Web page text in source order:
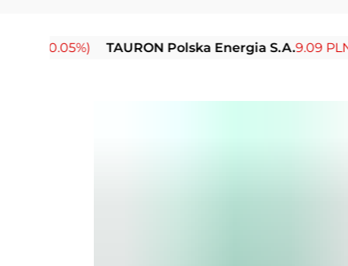
TAURON Polska Energia S.A.9.09 PLN (-0.14%)